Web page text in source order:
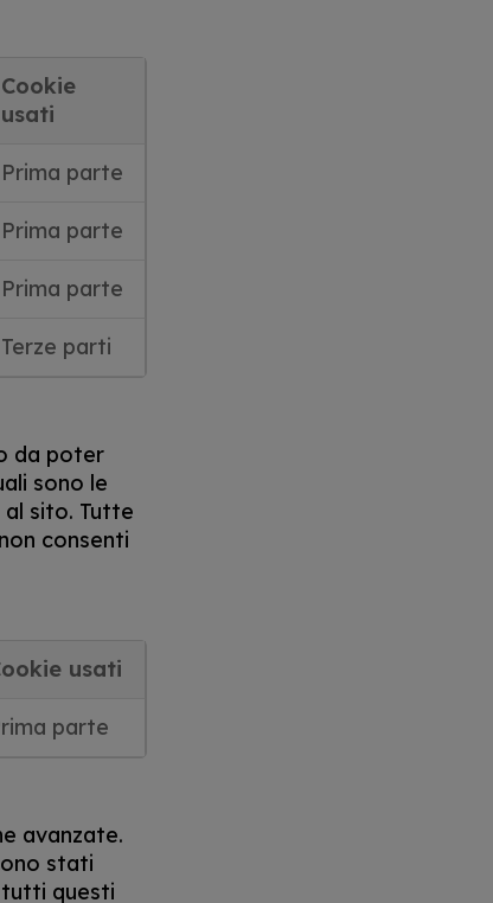
Cookie
usati
Prima parte
Prima parte
Prima parte
Terze parti
da poter
sono le
sito. Tutte
consenti
usati
parte
avanzate.
stati
tutti questi